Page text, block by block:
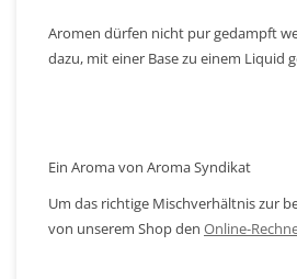
Aromen dürfen nicht pur gedampft
dazu, mit einer Base zu einem Liquid
Ein Aroma von Aroma Syndikat
Um das richtige Mischverhältnis zur
von unserem Shop den Online-